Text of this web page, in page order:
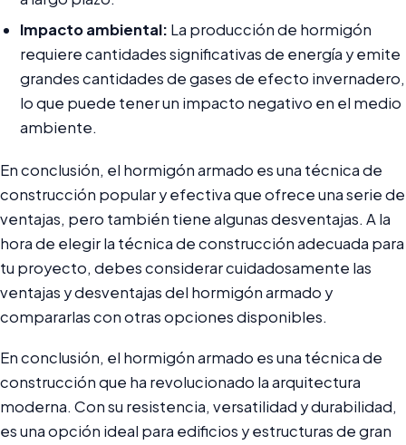
Impacto ambiental: La producción de hormigón
requiere cantidades significativas de energía y emite
grandes cantidades de gases de efecto invernadero,
lo que puede tener un impacto negativo en el medio
ambiente.
En conclusión, el hormigón armado es una técnica de
construcción popular y efectiva que ofrece una serie de
ventajas, pero también tiene algunas desventajas. A la
hora de elegir la técnica de construcción adecuada para
tu proyecto, debes considerar cuidadosamente las
ventajas y desventajas del hormigón armado y
compararlas con otras opciones disponibles.
En conclusión, el hormigón armado es una técnica de
construcción que ha revolucionado la arquitectura
moderna. Con su resistencia, versatilidad y durabilidad,
es una opción ideal para edificios y estructuras de gran